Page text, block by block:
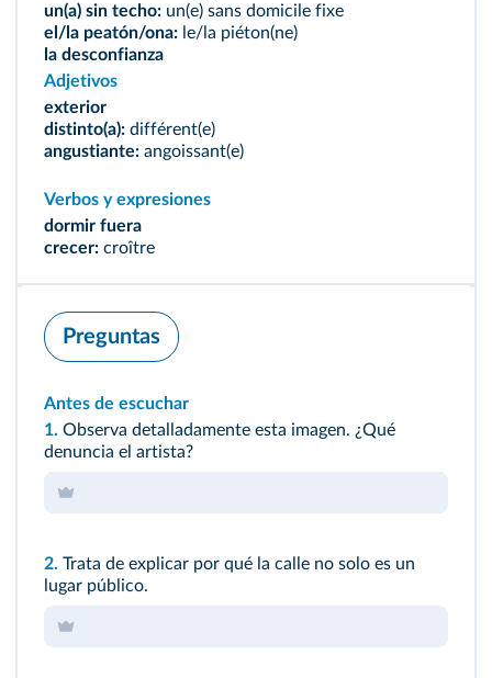
un(a) sin techo: un(e) sans domicile fixe
el/la peatón/ona: le/la piéton(ne)
la desconfianza
Adjetivos
exterior
distinto(a): différent(e)
angustiante: angoissant(e)
Verbos y expresiones
dormir fuera
crecer: croître
Preguntas
Antes de escuchar
1. Observa detalladamente esta imagen. ¿Qué
denuncia el artista?
2. Trata de explicar por qué la calle no solo es un
lugar público.